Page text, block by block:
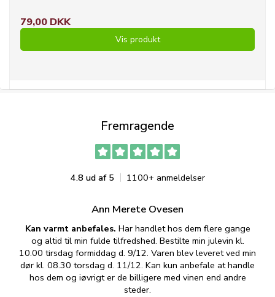
79,00 DKK
Vis produkt
Fremragende
4.8 ud af 5 1100+ anmeldelser
Ann Merete Ovesen
Kan varmt anbefales. Har handlet hos dem flere gange
og altid til min fulde tilfredshed. Bestilte min julevin kl.
10.00 tirsdag formiddag d. 9/12. Varen blev leveret ved min
dør kl. 08.30 torsdag d. 11/12. Kan kun anbefale at handle
hos dem og iøvrigt er de billigere med vinen end andre
steder.